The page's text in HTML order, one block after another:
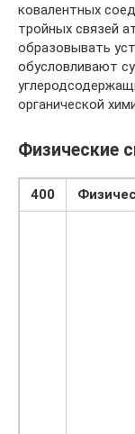
ковалентных
тройных связей
образовывать
обусловливают
органической
Физические
400